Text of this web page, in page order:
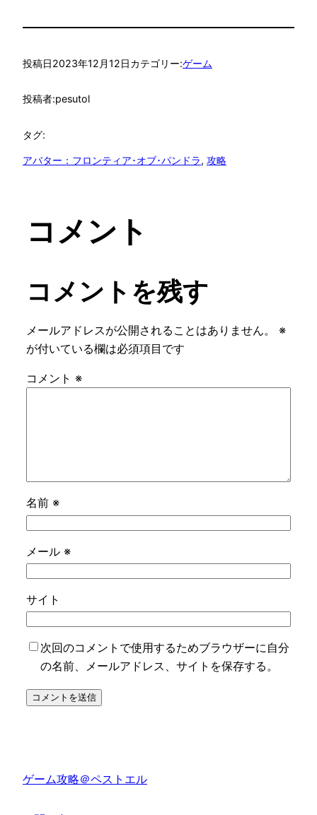
投稿日2023年12月12日カテゴリー:ゲーム
投稿者:pesutol
タグ:
アバター：フロンティア･オブ･パンドラ, 攻略
コメント
コメントを残す
メールアドレスが公開されることはありません。
※
が付いている欄は必須項目です
コメント ※
名前 ※
メール ※
サイト
次回のコメントで使用するためブラウザーに自分
の名前、メールアドレス、サイトを保存する。
ゲーム攻略＠ペストエル